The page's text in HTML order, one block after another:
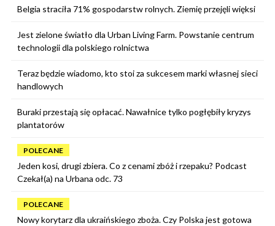
Belgia straciła 71% gospodarstw rolnych. Ziemię przejęli więksi
Jest zielone światło dla Urban Living Farm. Powstanie centrum
technologii dla polskiego rolnictwa
Teraz będzie wiadomo, kto stoi za sukcesem marki własnej sieci
handlowych
Buraki przestają się opłacać. Nawałnice tylko pogłębiły kryzys
plantatorów
POLECANE
Jeden kosi, drugi zbiera. Co z cenami zbóż i rzepaku? Podcast
Czekał(a) na Urbana odc. 73
POLECANE
Nowy korytarz dla ukraińskiego zboża. Czy Polska jest gotowa